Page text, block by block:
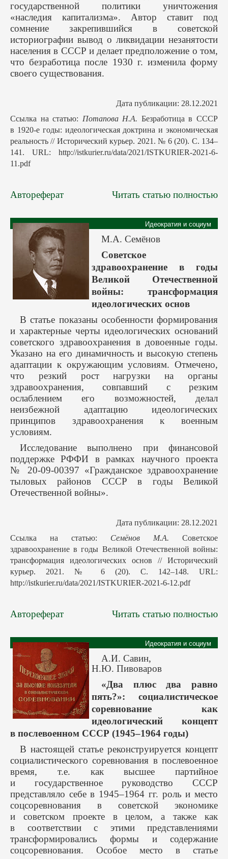
государственной политики уничтожения
«наследия капитализма». Автор ставит под
сомнение закрепившийся в советской
историографии вывод о ликвидации незанятости
населения в СССР и делает предположение о том,
что безработица после 1930 г. изменила форму
своего существования.
Дата публикации: 28.12.2021
Ссылка на статью: Потапова Н.А. Безработица в СССР
в 1920-е годы: идеологическая доктрина и экономическая
реальность // Исторический курьер. 2021. № 6 (20). С. 134–
141. URL: http://istkurier.ru/data/2021/ISTKURIER-2021-6-
11.pdf
Автореферат Читать статью полностью
Идеократия и социум
М.А. Семёнов
Советское
здравоохранение в годы
Великой Отечественной
войны: трансформация
идеологических основ
В статье показаны особенности формирования
и характерные черты идеологических оснований
советского здравоохранения в довоенные годы.
Указано на его динамичность и высокую степень
адаптации к окружающим условиям. Отмечено,
что резкий рост нагрузки на органы
здравоохранения, совпавший с резким
ослаблением его возможностей, делал
неизбежной адаптацию идеологических
принципов здравоохранения к военным
условиям.
Исследование выполнено при финансовой
поддержке РФФИ в рамках научного проекта
№ 20-09-00397 «Гражданское здравоохранение
тыловых районов СССР в годы Великой
Отечественной войны».
Дата публикации: 28.12.2021
Ссылка на статью: Семёнов М.А. Советское
здравоохранение в годы Великой Отечественной войны:
трансформация идеологических основ // Исторический
курьер. 2021. № 6 (20). С. 142–148. URL:
http://istkurier.ru/data/2021/ISTKURIER-2021-6-12.pdf
Автореферат Читать статью полностью
Идеократия и социум
А.И. Савин,
Н.Ю. Пивоваров
«Два плюс два равно
пять?»: социалистическое
соревнование как
идеологический концепт
в послевоенном СССР (1945–1964 годы)
В настоящей статье реконструируется концепт
социалистического соревнования в послевоенное
время, т.е. как высшее партийное
и государственное руководство СССР
представляло себе в 1945–1964 гг. роль и место
соцсоревнования в советской экономике
и советском проекте в целом, а также как
в соответствии с этими представлениями
трансформировались формы и содержание
соцсоревнования. Особое место в статье